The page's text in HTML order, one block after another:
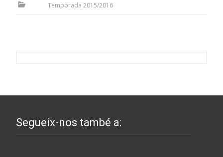
Temporada 2015/2016
Segueix-nos també a: